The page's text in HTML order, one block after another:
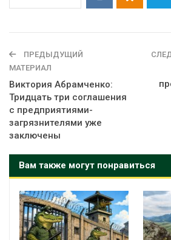
ПРЕДЫДУЩИЙ
МАТЕРИАЛ
Виктория Абрамченко:
Тридцать три соглашения
с предприятиями-
загрязнителями уже
заключены
Вам также могут понравиться